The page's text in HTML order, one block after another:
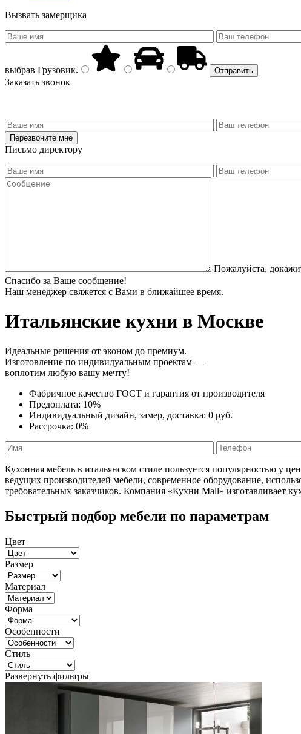
Вызвать замерщика
выбрав Грузовик.
Заказать звонок
Письмо директору
Пожалуйста,
Спасибо за Ваше сообщение!
Наш менеджер свяжется с Вами в ближайшее время.
Итальянские кухни в Москве
Идеальные решения от эконом до премиум.
Изготовление по индивидуальным проектам —
воплотим любую вашу мечту!
Фабричное качество ГОСТ и гарантия от производителя
Предоплата: 10%
Индивидуальный дизайн, замер, доставка: 0 руб.
Рассрочка: 0%
Кухонная мебель в итальянском стиле пользуется популярностью у
ведущих производителей мебели, современное оборудование,
требовательных заказчиков. Компания «Кухни Mall» изготавливает
Быстрый подбор мебели по параметрам
Цвет
Размер
Материал
Форма
Особенности
Стиль
Развернуть фильтры